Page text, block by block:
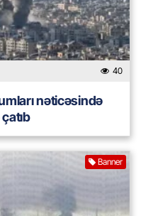
40
nəticəsində
Banner